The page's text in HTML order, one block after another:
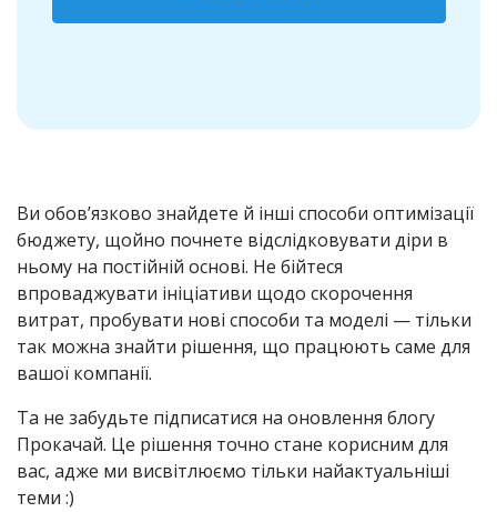
Ви обов’язково знайдете й інші способи оптимізації
бюджету, щойно почнете відслідковувати діри в
ньому на постійній основі. Не бійтеся
впроваджувати ініціативи щодо скорочення
витрат, пробувати нові способи та моделі — тільки
так можна знайти рішення, що працюють саме для
вашої компанії.
Та не забудьте підписатися на оновлення блогу
Прокачай. Це рішення точно стане корисним для
вас, адже ми висвітлюємо тільки найактуальніші
теми :)